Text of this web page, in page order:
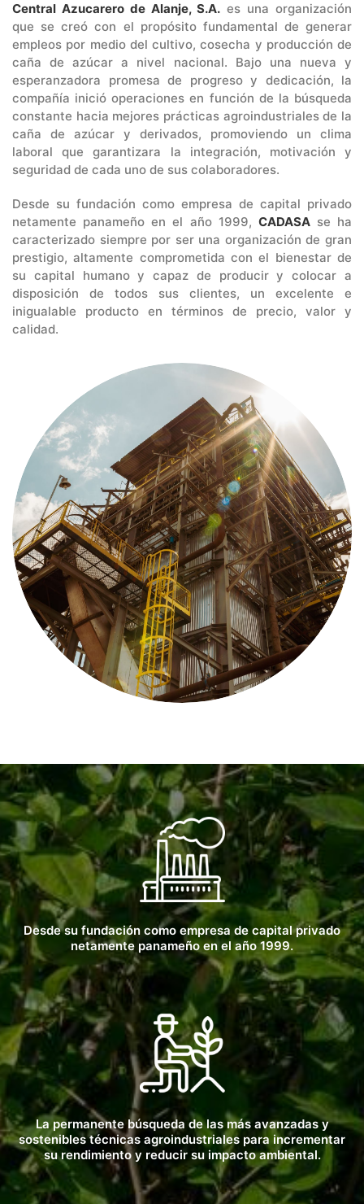
Central Azucarero de Alanje, S.A. es una organización
que se creó con el propósito fundamental de generar
empleos por medio del cultivo, cosecha y producción de
caña de azúcar a nivel nacional. Bajo una nueva y
esperanzadora promesa de progreso y dedicación, la
compañía inició operaciones en función de la búsqueda
constante hacia mejores prácticas agroindustriales de la
caña de azúcar y derivados, promoviendo un clima
laboral que garantizara la integración, motivación y
seguridad de cada uno de sus colaboradores.
Desde su fundación como empresa de capital privado
netamente panameño en el año 1999, CADASAse ha
caracterizado siempre por ser una organización de gran
prestigio, altamente comprometida con el bienestar de
su capital humano y capaz de producir y colocar a
disposición de todos sus clientes, un excelente e
inigualable producto en términos de precio, valor y
calidad.
Desde su fundación como empresa de capital privado
netamente panameño en el año 1999.
La permanente búsqueda de las más avanzadas y
sostenibles técnicas agroindustriales para incrementar
su rendimiento y reducir su impacto ambiental.